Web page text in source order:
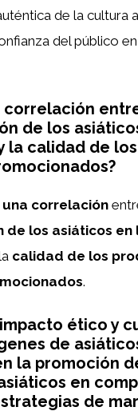
de la cultura
del público
correlación
de los
la calidad de
una correlación
de los asiáticos en
calidad de los
.
ético y
de
la promoción
en
de